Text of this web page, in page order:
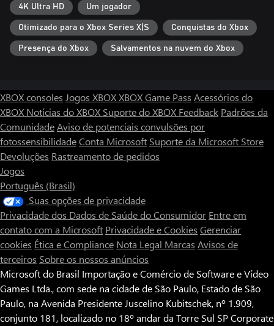
• 113 tipos de plantações.
• 27 personagens para fazer amizade.
• Centenas de receitas deliciosas.
• Uma economia realista.
que trazem o clássico gênero de simulação de fazenda para o
século XXI. Preocupe-se menos com tediosas tarefas diárias e
curta uma vida de equilíbrio.
• Rega com mangueira!
• Jardinagem de contêiner e de canteiro elevado.
• Geração de energia sustentável.
• Sistemas de irrigação com fita gotejante.
• Cuidado de animais em lote.
Uma propriedade adequada é autossuficiente, e seu lar em
SunnySide não é diferente.
• Domine máquinas de produção de alimentos incluindo
desidratadoras, separadoras de leite, chaleiras de queijo, barris de
fermentação, enlatadoras e muito mais.
• Seque suas próprias sementes, chá e ração animal.
• Prepare seu próprio tofu artesanal.
• Fermente cerveja e molho de soja.
• Extraia seus próprios óleos.
• Engarrafe, e embale seus produtos para vendê-los por um
4K Ultra HD Um jogador
Otimizado para o Xbox Series X|S Conquistas do Xbox
Presença do Xbox Salvamentos na nuvem do Xbox
XBOX consoles Jogos XBOXXBOX Game Pass Acessórios do
XBOX Notícias do XBOX Suporte do XBOX Feedback Padrões da
ComunidadeAviso de potenciais convulsões por
fotossensibilidadeConta Microsoft Suporte da Microsoft Store
Devoluções Rastreamento de pedidos
Jogos
Português (Brasil)
Suas opções de privacidade
Privacidade dos Dados de Saúde do Consumidor Entre em
contato com a Microsoft Privacidade e Cookies Gerenciar
cookies Ética e Compliance Nota Legal Marcas Avisos de
terceiros Sobre os nossos anúncios
Microsoft do Brasil Importação e Comércio de Software e Vídeo
Games Ltda., com sede na cidade de São Paulo, Estado de São
Paulo, na Avenida Presidente Juscelino Kubitschek, nº 1.909,
conjunto 181, localizado no 18º andar da Torre Sul SP Corporate